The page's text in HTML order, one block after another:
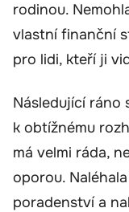
rodinou.
vlastní finanční
pro lidi, kteří ji
Následující ráno
k obtížnému
má velmi ráda,
oporou.
poradenství a